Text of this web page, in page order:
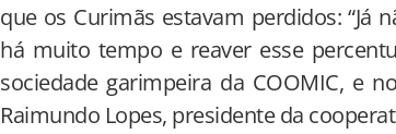
que os Curimãs estavam perdidos: “Já
há muito tempo e reaver esse
sociedade garimpeira da COOMIC, e
Raimundo Lopes, presidente da